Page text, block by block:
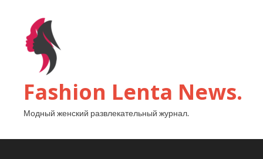
Fashion Lenta News.
Модный женский развлекательный журнал.